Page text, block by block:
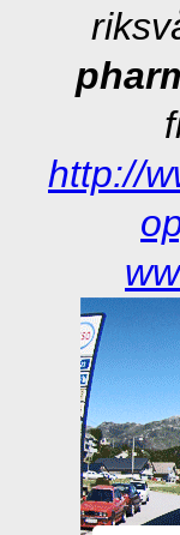
http://